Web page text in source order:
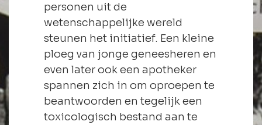
personen uit de
wetenschappelijke wereld
steunen het initiatief. Een kleine
ploeg van jonge geneesheren en
even later ook een apotheker
spannen zich in om oproepen te
beantwoorden en tegelijk een
toxicologisch bestand aan te